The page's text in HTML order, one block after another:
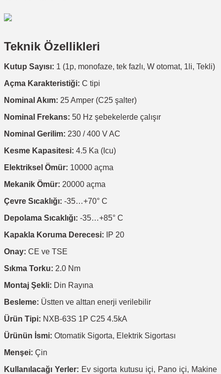
Teknik Özellikleri
Kutup Sayısı: 1 (1p, monofaze, tek fazlı, W otomat, 1li, Tekli)
Açma Karakteristiği: C tipi
Nominal Akım: 25 Amper (C25 şalter)
Nominal Frekans: 50 Hz şebekelerde çalışır
Nominal Gerilim: 230 / 400 V AC
Kesme Kapasitesi: 4.5 Ka (Icu)
Elektriksel Ömür: 10000 açma
Mekanik Ömür: 20000 açma
Çevre Sıcaklığı: -35…+70° C
Depolama Sıcaklığı: -35…+85° C
Kapakla Koruma Derecesi: IP 20
Onay: CE ve TSE
Sıkma Torku: 2.0 Nm
Montaj Şekli: Din Rayına
Besleme: Üstten ve alttan enerji verilebilir
Ürün Tipi: NXB-63S 1P C25 4.5kA
Ürünün İsmi: Otomatik Sigorta, Elektrik Sigortası
Menşei: Çin
Kullanılacağı Yerler: Ev sigorta kutusu içi, Pano içi, Makine